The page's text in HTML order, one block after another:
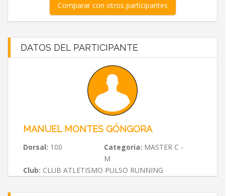
Comparar con otros participantes
DATOS DEL PARTICIPANTE
MANUEL MONTES GÓNGORA
Dorsal: 100 Categoria: MASTER C -
M
Club: CLUB ATLETISMO PULSO RUNNING